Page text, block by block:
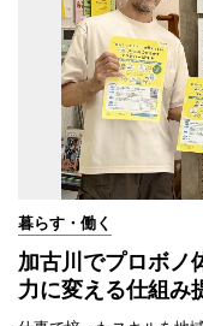
暮らす・働く
加古川でプロボ
力に変える仕組み